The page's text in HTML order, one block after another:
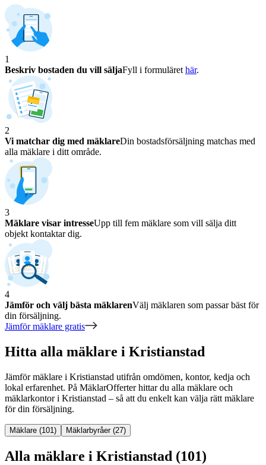
1
Beskriv bostaden du vill säljaFyll i formuläret här.
2
Vi matchar dig med mäklareDin bostadsförsäljning matchas med
alla mäklare i ditt område.
3
Mäklare visar intresseUpp till fem mäklare som vill sälja ditt
objekt kontaktar dig.
4
Jämför och välj bästa mäklarenVälj mäklaren som passar bäst för
din försäljning.
Jämför mäklare gratis
Hitta alla mäklare i Kristianstad
Jämför mäklare i Kristianstad utifrån omdömen, kontor, kedja och
lokal erfarenhet. På MäklarOfferter hittar du alla mäklare och
mäklarkontori Kristianstad – så att du enkelt kan välja rätt mäklare
för din försäljning.
Mäklare (101) Mäklarbyråer (27)
Alla mäklare i Kristianstad (101)